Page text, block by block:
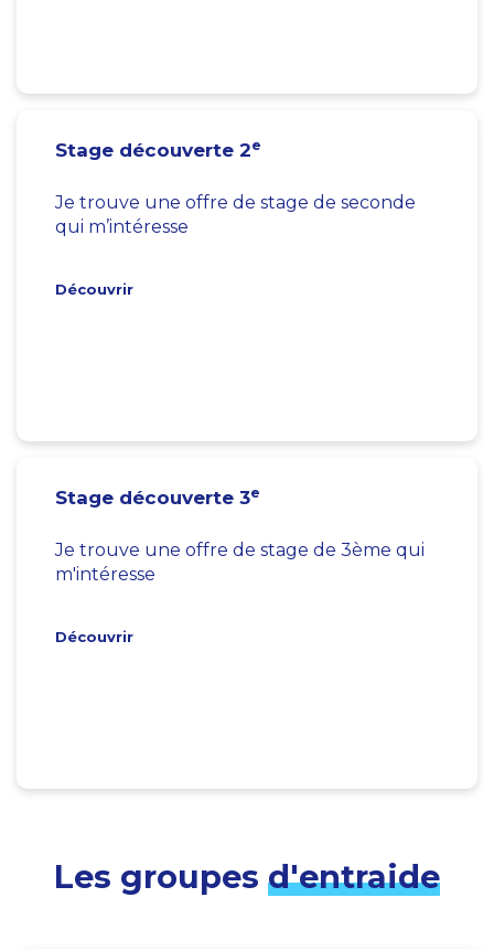
Stage découverte 2e
Je trouve une offre de stage de seconde
qui m’intéresse
Découvrir
Stage découverte 3e
Je trouve une offre de stage de 3ème qui
m'intéresse
Découvrir
Les groupes d'entraide